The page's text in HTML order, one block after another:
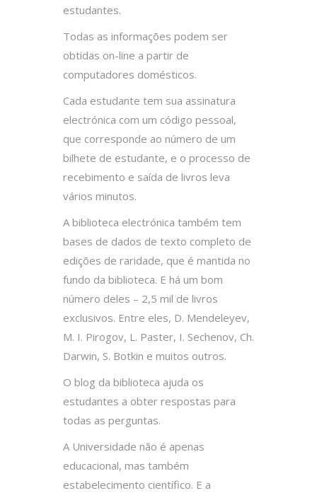
estudantes.
Todas as informações podem ser
obtidas on-line a partir de
computadores domésticos.
Cada estudante tem sua assinatura
electrónica com um código pessoal,
que corresponde ao número de um
bilhete de estudante, e o processo de
recebimento e saída de livros leva
vários minutos.
A biblioteca electrónica também tem
bases de dados de texto completo de
edições de raridade, que é mantida no
fundo da biblioteca. E há um bom
número deles – 2,5 mil de livros
exclusivos. Entre eles, D. Mendeleyev,
M. I. Pirogov, L. Paster, I. Sechenov, Ch.
Darwin, S. Botkin e muitos outros.
O blog da biblioteca ajuda os
estudantes a obter respostas para
todas as perguntas.
A Universidade não é apenas
educacional, mas também
estabelecimento científico. E a